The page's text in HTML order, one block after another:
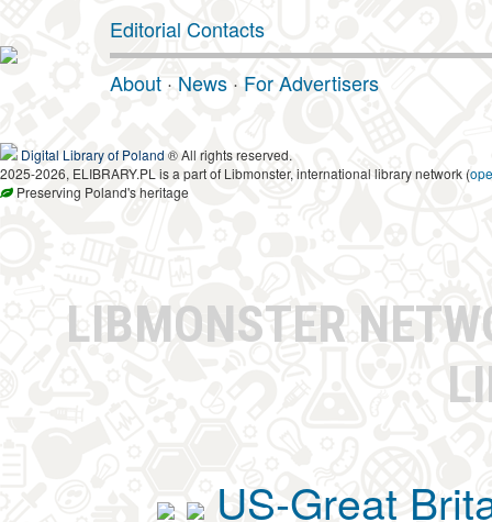
Editorial Contacts
About · News · For Advertisers
Digital Library of Poland ® All rights reserved.
2025-2026, ELIBRARY.PL is a part of Libmonster, international library network (
Preserving Poland's heritage
LIBMONSTER
US-Great